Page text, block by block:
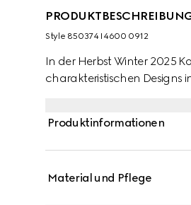
Style ‎850374 I4600 0912
In der Herbst Winter 2025
charakteristischen Designs
Produktinformationen
Material und Pflege